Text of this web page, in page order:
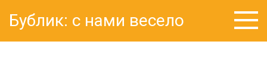
контенту
Бублик: с нами весело